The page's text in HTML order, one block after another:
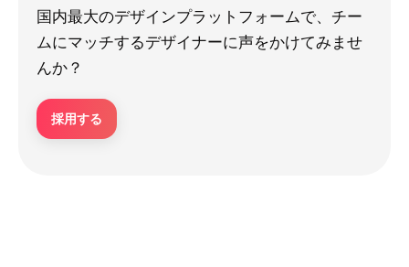
国内最大のデザインプラットフォームで、チー
ムにマッチするデザイナーに声をかけてみませ
んか？
採用する